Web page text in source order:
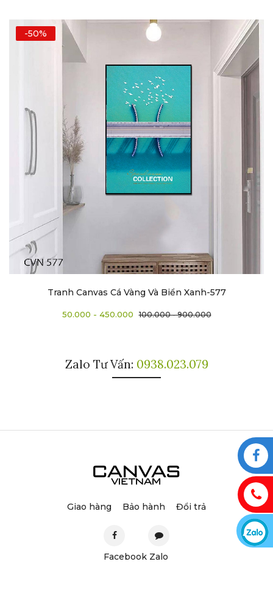
-50%
Tranh Canvas Cá Vàng Và Biển Xanh-577
50.000 - 450.000 100.000 - 900.000
Zalo Tư Vấn: 0938.023.079
Giao hàng Bảo hành Đổi trả
Facebook Zalo